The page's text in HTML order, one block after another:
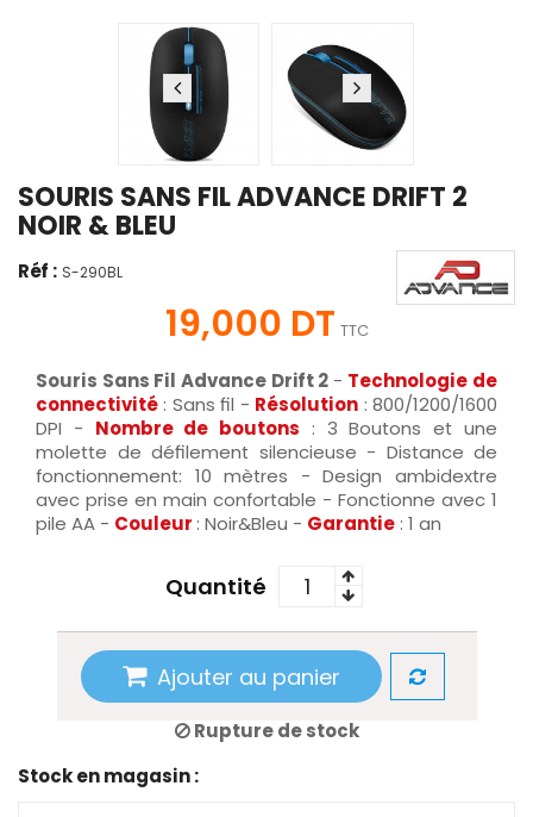
SOURIS SANS FIL ADVANCE DRIFT 2
NOIR & BLEU
Réf : S-290BL
19,000 DT TTC
Souris Sans Fil Advance Drift 2 - Technologie de
connectivité : Sans fil - Résolution : 800/1200/1600
DPI - Nombre de boutons : 3 Boutons et une
molette de défilement silencieuse - Distance de
fonctionnement: 10 mètres - Design ambidextre
avec prise en main confortable - Fonctionne avec 1
pile AA - Couleur : Noir&Bleu - Garantie : 1 an
Quantité
Ajouter au panier
Rupture de stock
Stock en magasin :